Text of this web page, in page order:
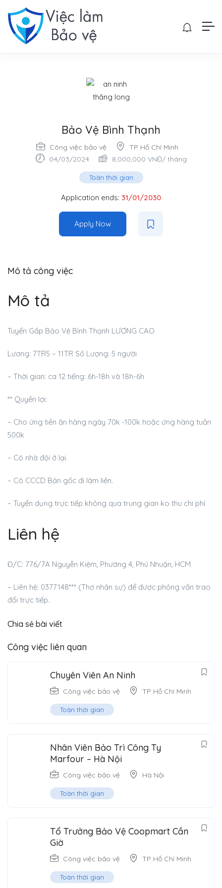
Bảo Vệ Bình Thạnh
Công việc bảo vệ
TP Hồ Chí Minh
04/03/2024
8,000,000 VNĐ/ tháng
Toàn thời gian
Application ends: 31/01/2030
Apply Now
Mô tả công việc
Mô tả
Tuyển Gấp Bảo Vệ Bình Thạnh LƯƠNG CAO
Lương: 7TR5 – 11TR Số Lượng: 5 người
– Thời gian: ca 12 tiếng: 6h-18h và 18h-6h
** Quyền lợi:
– Cho ứng tiền ăn hàng ngày 70k -100k hoặc ứng hàng tuần
500k
– Có nhà đội ở lại.
– Có CCCD Bản gốc đi làm liền.
– Tuyển dụng trực tiếp không qua trung gian ko thu chi phí
Liên hệ
Đ/C: 776/7A Nguyễn Kiệm, Phường 4, Phú Nhuận, HCM
– Liên hệ: 0377148*** (Thơ nhân sự) để được phỏng vấn trao
đổi trực tiếp.
Chia sẻ bài viết
Công việc liên quan
Chuyên Viên An Ninh
Công việc bảo vệ TP Hồ Chí Minh
Toàn thời gian
Nhân Viên Bảo Trì Công Ty
Marfour – Hà Nội
Công việc bảo vệ Hà Nội
Toàn thời gian
Tổ Trưởng Bảo Vệ Coopmart Cần
Giờ
Công việc bảo vệ TP Hồ Chí Minh
Toàn thời gian